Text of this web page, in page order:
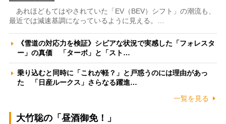
あれほどもてはやされていた「EV（BEV）シフト」の潮流も、
最近では減速基調になっているように見える。…
《雪道の対応力を検証》シビアな状況で実感した「フォレスタ
ー」の真価 「ターボ」と「スト…
乗り込むと同時に「これが軽？」と戸惑うのには理由があっ
た 「日産ルークス」さらなる躍進…
一覧を見る
大竹聡の「昼酒御免！」